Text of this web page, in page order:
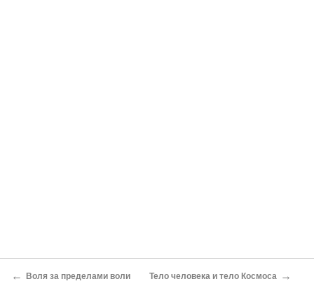
← Воля за пределами воли Тело человека и тело Космоса →